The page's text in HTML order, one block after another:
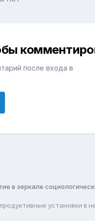
после входа в
в зеркале
установки в